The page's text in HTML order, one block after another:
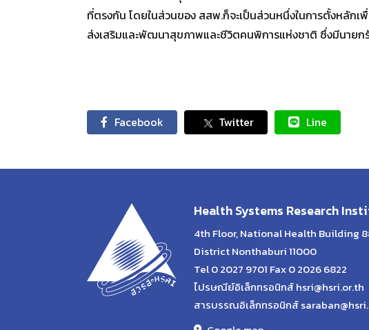
ที่ตรงกัน โดยในส่วนของ สสพ.ก็จะเป็นส่วนหนึ่งในการตั้งหลัก
ส่งเสริมและพัฒนาสุขภาพและชีวิตคนพิการแห่งชาติ ซึ่งมีนายก
Facebook Twitter Line
Health Systems Research
4th Floor, National Health Building
District Nonthaburi 11000
Tel 0 2027 9701 Fax 0 2026 6822
ไปรษณีย์อิเล็กทรอนิกส์ hsri@hsri.or.th
สารบรรณอิเล็กทรอนิกส์